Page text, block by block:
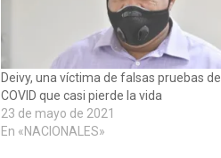
Deivy, una víctima de falsas pruebas de
COVID que casi pierde la vida
23 de mayo de 2021
En «NACIONALES»